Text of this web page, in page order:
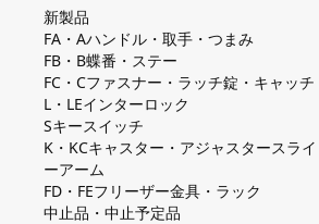
新製品
FA・Aハンドル・取手・つまみ
FB・B蝶番・ステー
FC・Cファスナー・ラッチ錠・キャッ
L・LEインターロック
Sキースイッチ
K・KCキャスター・アジャスタースラ
ーアーム
FD・FEフリーザー金具・ラック
中止品・中止予定品